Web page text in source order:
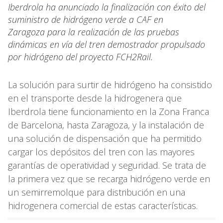
Iberdrola ha anunciado la finalización con éxito del
suministro de hidrógeno verde a CAF en
Zaragoza para la realización de las pruebas
dinámicas en vía del tren demostrador propulsado
por hidrógeno del proyecto FCH2Rail.
La solución para surtir de hidrógeno ha consistido
en el transporte desde la hidrogenera que
Iberdrola tiene funcionamiento en la Zona Franca
de Barcelona, hasta Zaragoza, y la instalación de
una solución de dispensación que ha permitido
cargar los depósitos del tren con las mayores
garantías de operatividad y seguridad. Se trata de
la primera vez que se recarga hidrógeno verde en
un semirremolque para distribución en una
hidrogenera comercial de estas características.